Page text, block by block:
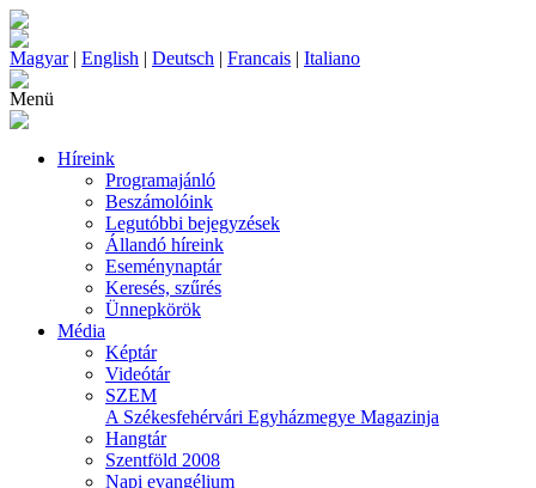
Magyar| English | Deutsch | Francais | Italiano
Menü
Híreink
Programajánló
Beszámolóink
Legutóbbi bejegyzések
Állandó híreink
Eseménynaptár
Keresés, szűrés
Ünnepkörök
Média
Képtár
Videótár
SZEM
A Székesfehérvári Egyházmegye Magazinja
Hangtár
Szentföld 2008
Napi evangélium